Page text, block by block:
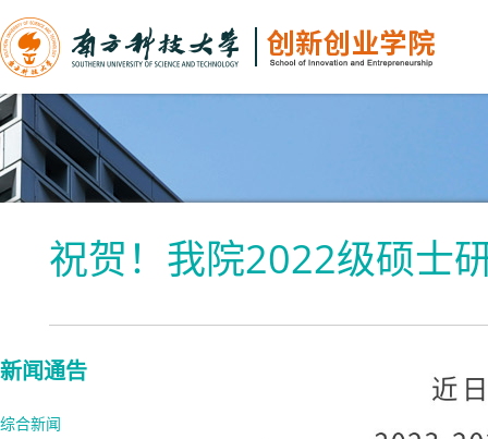
祝贺！我院2022级硕士
新闻通告
综合新闻